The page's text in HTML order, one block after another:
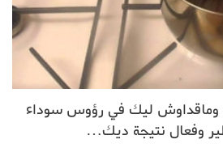
وماقداوش ليك في رؤوس سوداء
وفعال نتيجة ديك…